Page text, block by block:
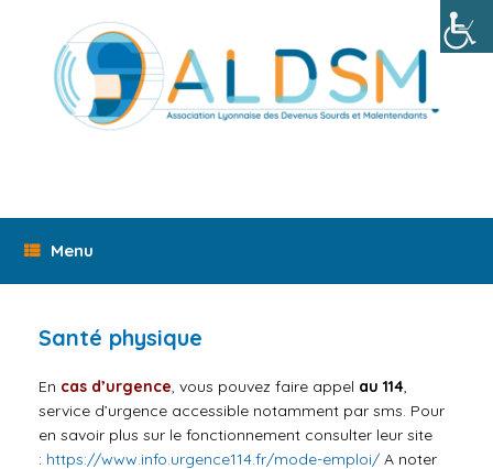
Menu
Santé physique
En cas d’urgence, vous pouvez faire appel au 114,
service d’urgence accessible notamment par sms. Pour
en savoir plus sur le fonctionnement consulter leur site
: https://www.info.urgence114.fr/mode-emploi/ A noter